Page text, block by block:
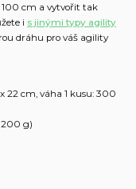
100 cm a vytvořit tak
i s jinými typy agility
dráhu pro váš agility
22 cm, váha 1 kusu: 300
200 g)